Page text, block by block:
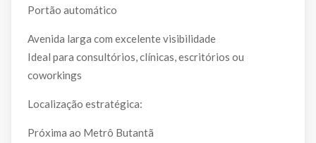
Portão automático
Avenida larga com excelente visibilidade
Ideal para consultórios, clínicas, escritórios ou
coworkings
Localização estratégica:
Próxima ao Metrô Butantã